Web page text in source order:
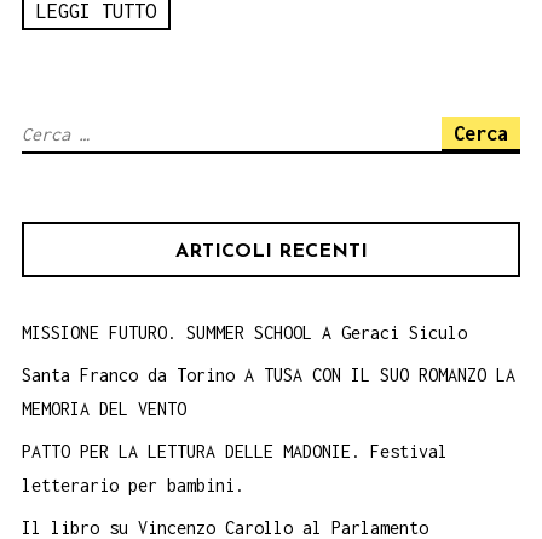
LEGGI TUTTO
Ricerca
ARTICOLI RECENTI
MISSIONE FUTURO. SUMMER SCHOOL A Geraci Siculo
Santa Franco da Torino A TUSA CON IL SUO ROMANZO LA
MEMORIA DEL VENTO
PATTO PER LA LETTURA DELLE MADONIE. Festival
letterario per bambini.
Il libro su Vincenzo Carollo al Parlamento